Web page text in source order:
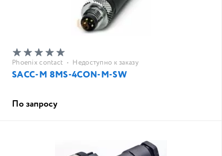
Phoenix contact • Недоступно к заказу
SACC-M 8MS-4CON-M-SW
По запросу